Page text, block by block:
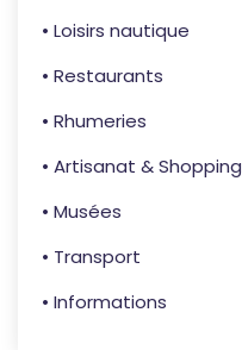
• Loisirs nautique
• Restaurants
• Rhumeries
• Artisanat & Shopping
• Musées
• Transport
• Informations